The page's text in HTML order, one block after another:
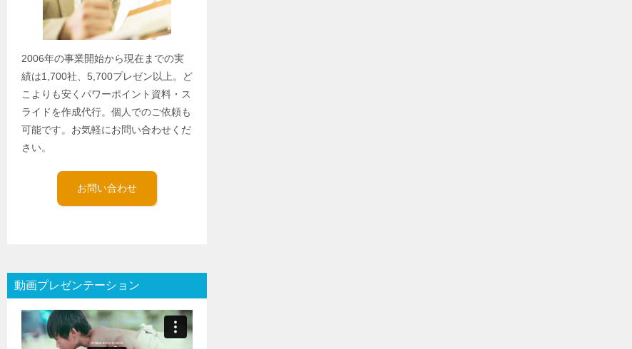
2006年の事業開始から現在までの実
績は1,700社、5,700プレゼン以上。ど
こよりも安くパワーポイント資料・ス
ライドを作成代行。個人でのご依頼も
可能です。お気軽にお問い合わせくだ
さい。
お問い合わせ
動画プレゼンテーション